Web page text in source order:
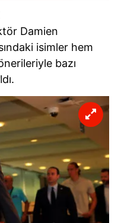
Damien
isimler hem
bazı